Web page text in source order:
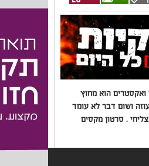
הוא מחוץ
ושום דבר לא עומד
. סרטון מקסים